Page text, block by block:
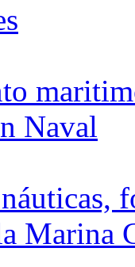
Naval
Marina